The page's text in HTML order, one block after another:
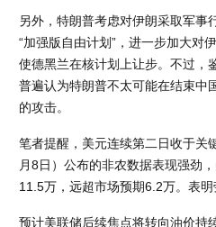
另外，特朗普考虑对伊朗采取军事
“加强版自由计划”，进一步加大对
使德黑兰在核计划上让步。不过，
普遍认为特朗普不太可能在结束中
的攻击。
笔者提醒，美元连续第二日收于关
月8日）公布的非农数据表现强劲
11.5万，远超市场预期6.2万。表明
预计美联储后续焦点将转向油价持